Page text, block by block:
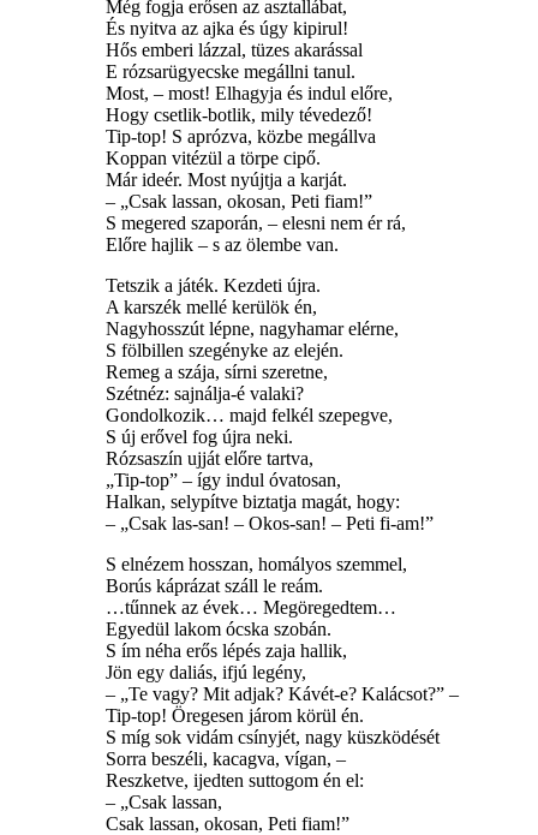
Még fogja erősen az asztallábat,
És nyitva az ajka és úgy kipirul!
Hős emberi lázzal, tüzes akarással
E rózsarügyecske megállni tanul.
Most, – most! Elhagyja és indul előre,
Hogy csetlik-botlik, mily tévedező!
Tip-top! S aprózva, közbe megállva
Koppan vitézül a törpe cipő.
Már ideér. Most nyújtja a karját.
– „Csak lassan, okosan, Peti fiam!”
S megered szaporán, – elesni nem ér rá,
Előre hajlik – s az ölembe van.
Tetszik a játék. Kezdeti újra.
A karszék mellé kerülök én,
Nagyhosszút lépne, nagyhamar elérne,
S fölbillen szegényke az elején.
Remeg a szája, sírni szeretne,
Szétnéz: sajnálja-é valaki?
Gondolkozik… majd felkél szepegve,
S új erővel fog újra neki.
Rózsaszín ujját előre tartva,
„Tip-top” – így indul óvatosan,
Halkan, selypítve biztatja magát, hogy:
– „Csak las-san! – Okos-san! – Peti fi-am!”
S elnézem hosszan, homályos szemmel,
Borús káprázat száll le reám.
…tűnnek az évek… Megöregedtem…
Egyedül lakom ócska szobán.
S ím néha erős lépés zaja hallik,
Jön egy daliás, ifjú legény,
– „Te vagy? Mit adjak? Kávét-e? Kalácsot?” –
Tip-top! Öregesen járom körül én.
S míg sok vidám csínyjét, nagy küszködését
Sorra beszéli, kacagva, vígan, –
Reszketve, ijedten suttogom én el:
– „Csak lassan,
Csak lassan, okosan, Peti fiam!”